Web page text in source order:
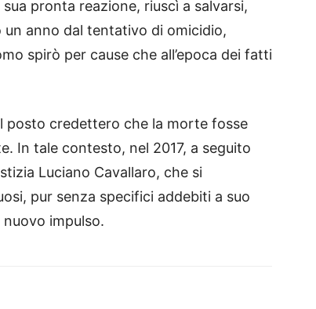
pronta reazione, riuscì a salvarsi,
un anno dal tentativo di omicidio,
spirò per cause che all’epoca dei fatti
posto credettero che la morte fosse
In tale contesto, nel 2017, a seguito
Luciano Cavallaro, che si
pur senza specifici addebiti a suo
impulso.